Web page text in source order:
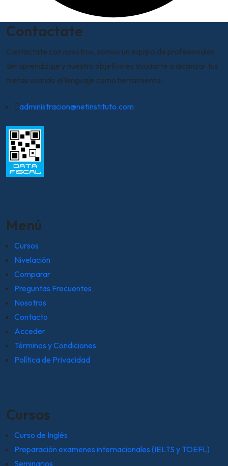
Contactate
Contactate con nosotros, somos un equipo de profesionales
del aprendizaje y nuestro objetivo es ayudarte a alcanzar tus
metas usando el lenguaje como herramienta.
administracion@netinstituto.com
Menú
Cursos
Nivelación
Comparar
Preguntas Frecuentes
Nosotros
Contacto
Acceder
Términos y Condiciones
Política de Privacidad
Cursos
Curso de Inglés
Preparación examenes internacionales (IELTS y TOEFL)
Seminarios